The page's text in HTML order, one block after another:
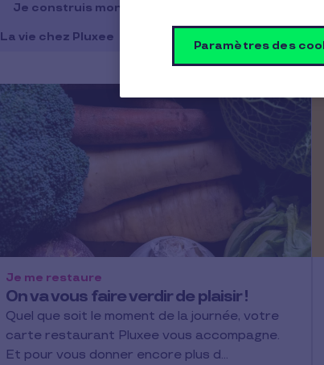
Je construis mon équilibre vie
La vie chez Pluxee
On va vous faire verdir de plaisir !
Je me restaure
Quel que soit le moment de la journée, votre
carte restaurant Pluxee vous accompagne.
Et pour vous donner encore plus d…
Paramètres des